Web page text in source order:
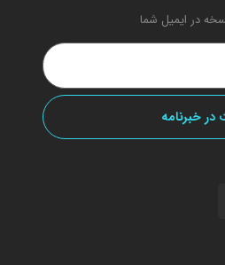
در ایمیل شما